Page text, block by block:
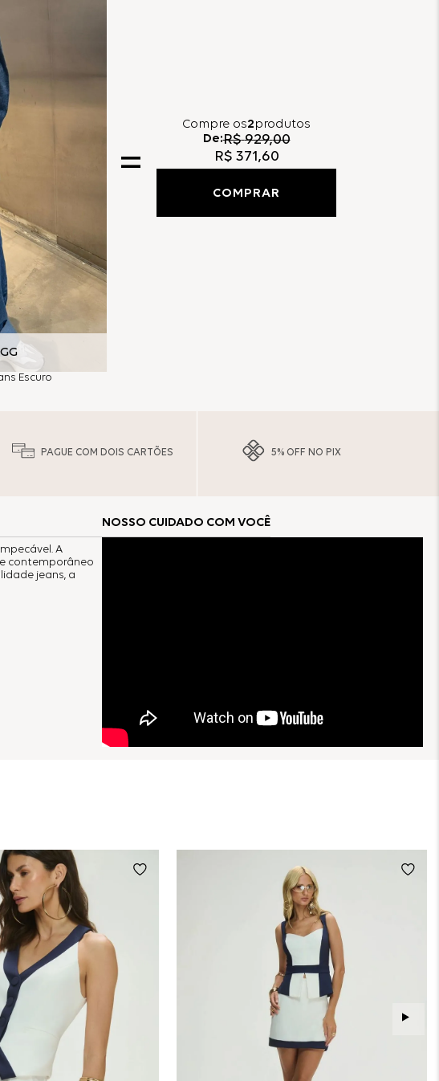
GG
Escuro
Compre os2produtos
De:R$ 929,00
R$ 371 ,60
COMPRAR
PAGUE COM DOIS CARTÕES 5% OFF NO PIX
A
contemporâneo
jeans, a
NOSSO CUIDADO COM VOCÊ